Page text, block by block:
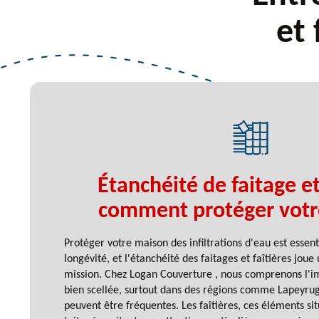
et
Étanchéité de faitage
comment protéger
Protéger votre maison des infiltrations d'eau est
longévité, et l'étanchéité des faitages et faîtières joue
mission. Chez Logan Couverture , nous comprenons
bien scellée, surtout dans des régions comme
peuvent être fréquentes. Les faîtières, ces éléments